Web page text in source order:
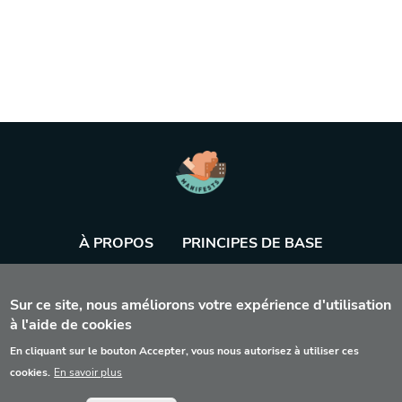
À PROPOS PRINCIPES DE BASE
BASE DE DONNÉES AGENDA
Sur ce site, nous améliorons votre expérience d'utilisation
à l'aide de cookies
En cliquant sur le bouton Accepter, vous nous autorisez à utiliser ces
cookies. En savoir plus